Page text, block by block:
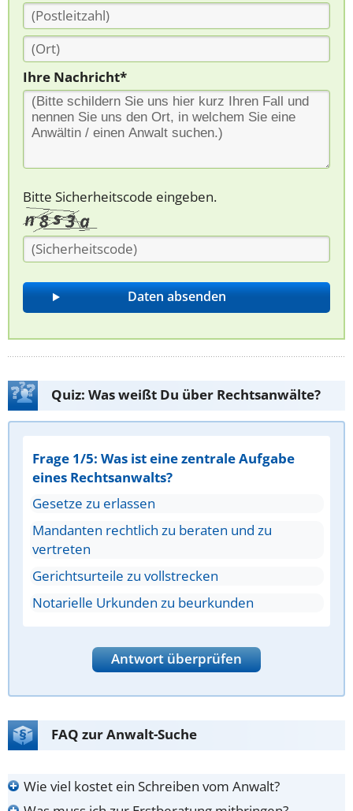
Ihre Nachricht*
Bitte Sicherheitscode eingeben.
Quiz: Was weißt Du über Rechtsanwälte?
Frage 1/5: Was ist eine zentrale Aufgabe
eines Rechtsanwalts?
Gesetze zu erlassen
Mandanten rechtlich zu beraten und zu
vertreten
Gerichtsurteile zu vollstrecken
Notarielle Urkunden zu beurkunden
Antwort überprüfen
FAQ zur Anwalt-Suche
Wie viel kostet ein Schreiben vom Anwalt?